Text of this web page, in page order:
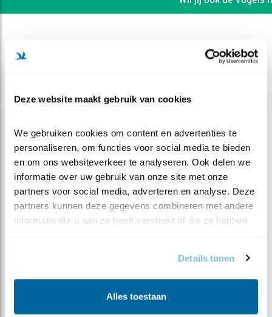
Deze website maakt gebruik van cookies
We gebruiken cookies om content en advertenties te
personaliseren, om functies voor social media te bieden
en om ons websiteverkeer te analyseren. Ook delen we
informatie over uw gebruik van onze site met onze
partners voor social media, adverteren en analyse. Deze
partners kunnen deze gegevens combineren met andere
informatie die u aan ze heeft verstrekt of die ze hebben
Details tonen
Alles toestaan
DEEL DIT FILMPJE
Geert | Geplaatst op 24 juni 2024, 14:16 |
|